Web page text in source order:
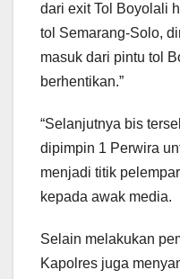
dari exit Tol Boyolali
tol Semarang-Solo,
masuk dari pintu tol
berhentikan.”
“Selanjutnya bis
dipimpin 1 Perwira
menjadi titik
kepada awak media.
Selain melakukan
Kapolres juga